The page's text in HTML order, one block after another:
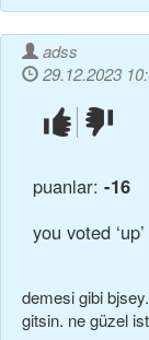
adss
29.12.2023
beğendim!
puanlar: -16
you voted ‘up’
demesi gibi
gitsin. ne güzel